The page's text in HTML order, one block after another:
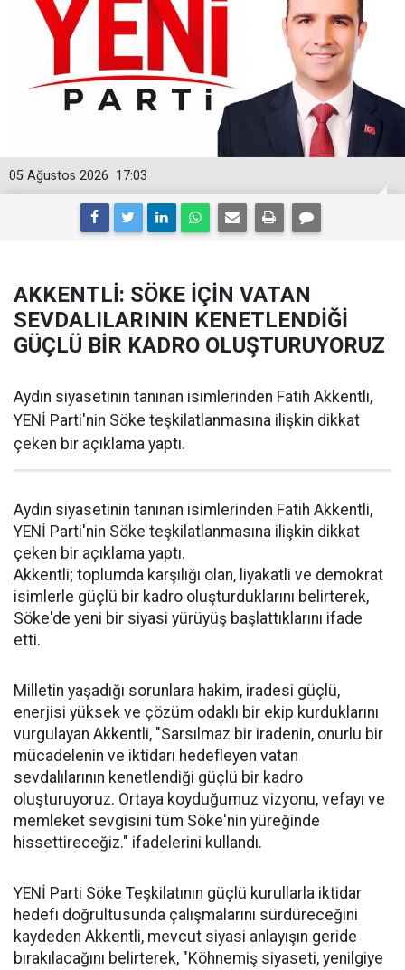
17:03
05 Ağustos 2026
AKKENTLİ: SÖKE İÇİN VATAN
SEVDALILARININ KENETLENDİĞİ
GÜÇLÜ BİR KADRO OLUŞTURUYORUZ
Aydın siyasetinin tanınan isimlerinden Fatih Akkentli,
YENİ Parti'nin Söke teşkilatlanmasına ilişkin dikkat
çeken bir açıklama yaptı.
Aydın siyasetinin tanınan isimlerinden Fatih Akkentli,
YENİ Parti'nin Söke teşkilatlanmasına ilişkin dikkat
çeken bir açıklama yaptı.
Akkentli; toplumda karşılığı olan, liyakatli ve demokrat
isimlerle güçlü bir kadro oluşturduklarını belirterek,
Söke'de yeni bir siyasi yürüyüş başlattıklarını ifade
etti.
Milletin yaşadığı sorunlara hakim, iradesi güçlü,
enerjisi yüksek ve çözüm odaklı bir ekip kurduklarını
vurgulayan Akkentli, "Sarsılmaz bir iradenin, onurlu bir
mücadelenin ve iktidarı hedefleyen vatan
sevdalılarının kenetlendiği güçlü bir kadro
oluşturuyoruz. Ortaya koyduğumuz vizyonu, vefayı ve
memleket sevgisini tüm Söke'nin yüreğinde
hissettireceğiz." ifadelerini kullandı.
YENİ Parti Söke Teşkilatının güçlü kurullarla iktidar
hedefi doğrultusunda çalışmalarını sürdüreceğini
kaydeden Akkentli, mevcut siyasi anlayışın geride
bırakılacağını belirterek, "Köhnemiş siyaseti, yenilgiye